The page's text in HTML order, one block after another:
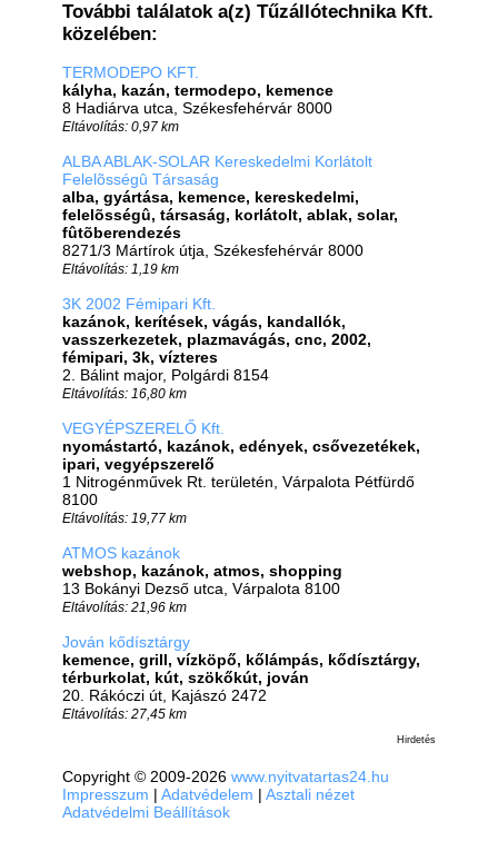
További találatok a(z) Tűzállótechnika Kft.
közelében:
TERMODEPO KFT.
kályha, kazán, termodepo, kemence
8 Hadiárva utca, Székesfehérvár 8000
Eltávolítás: 0,97 km
ALBA ABLAK-SOLAR Kereskedelmi Korlátolt
Felelõsségû Társaság
alba, gyártása, kemence, kereskedelmi,
felelõsségû, társaság, korlátolt, ablak, solar,
fûtõberendezés
8271/3 Mártírok útja, Székesfehérvár 8000
Eltávolítás: 1,19 km
3K 2002 Fémipari Kft.
kazánok, kerítések, vágás, kandallók,
vasszerkezetek, plazmavágás, cnc, 2002,
fémipari, 3k, vízteres
2. Bálint major, Polgárdi 8154
Eltávolítás: 16,80 km
VEGYÉPSZERELŐ Kft.
nyomástartó, kazánok, edények, csővezetékek,
ipari, vegyépszerelő
1 Nitrogénművek Rt. területén, Várpalota Pétfürdő
8100
Eltávolítás: 19,77 km
ATMOS kazánok
webshop, kazánok, atmos, shopping
13 Bokányi Dezső utca, Várpalota 8100
Eltávolítás: 21,96 km
Jován kődísztárgy
kemence, grill, vízköpő, kőlámpás, kődísztárgy,
térburkolat, kút, szökőkút, jován
20. Rákóczi út, Kajászó 2472
Eltávolítás: 27,45 km
Hirdetés
Copyright © 2009-2026 www.nyitvatartas24.hu
Impresszum | Adatvédelem | Asztali nézet
Adatvédelmi Beállítások